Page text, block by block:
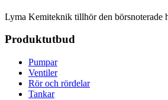
Lyma Kemiteknik tillhör den börsnoterade
Produktutbud
Pumpar
Ventiler
Rör och rördelar
Tankar